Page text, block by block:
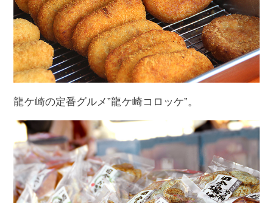
龍ケ崎の定番グルメ”龍ケ崎コロッケ”。